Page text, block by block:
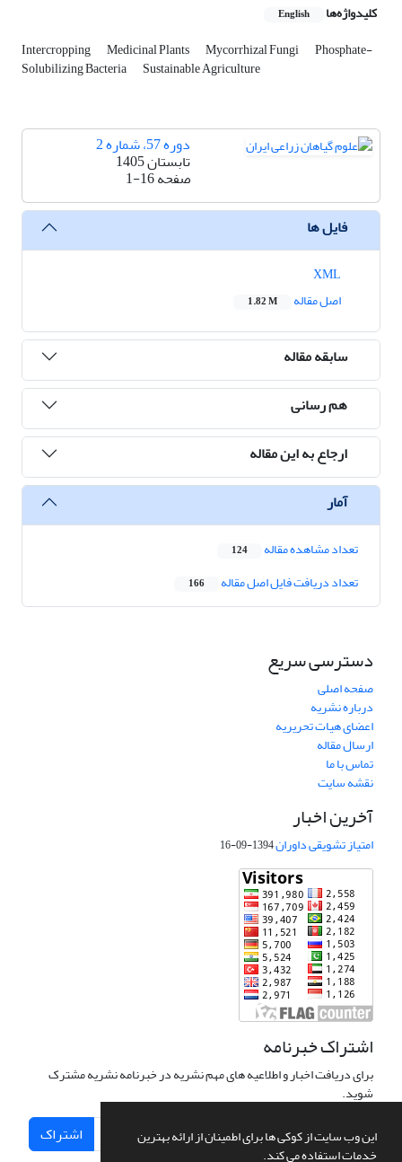
این وب سایت از کوکی ها برای اطمینان از ارائه بهترین
خدمات استفاده می کند.
کلیدواژه‌ها English
Intercropping Medicinal Plants Mycorrhizal Fungi Phosphate-
Solubilizing Bacteria Sustainable Agriculture
دوره 57، شماره 2
تابستان 1405
صفحه1-16
فایل ها
اصل مقاله
1.82 M
سابقه مقاله
هم رسانی
ارجاع به این مقاله
آمار
تعداد مشاهده مقاله 124
تعداد دریافت فایل اصل مقاله 166
دسترسی سریع
صفحه اصلی
درباره نشریه
اعضای هیات تحریریه
ارسال مقاله
تماس با ما
نقشه سایت
آخرین اخبار
امتیاز تشویقی داوران1394-09-16
اشتراک خبرنامه
برای دریافت اخبار و اطلاعیه های مهم نشریه در خبرنامه نشریه مشترک
شوید.
اشتراک